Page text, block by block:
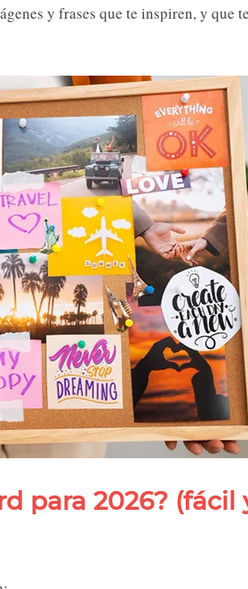
y frases que te inspiren, y que
para 2026? (fácil